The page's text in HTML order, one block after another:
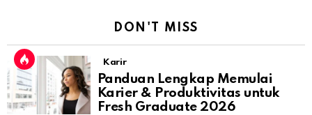
DON'T MISS
Karir
Panduan Lengkap Memulai
Karier & Produktivitas untuk
Fresh Graduate 2026